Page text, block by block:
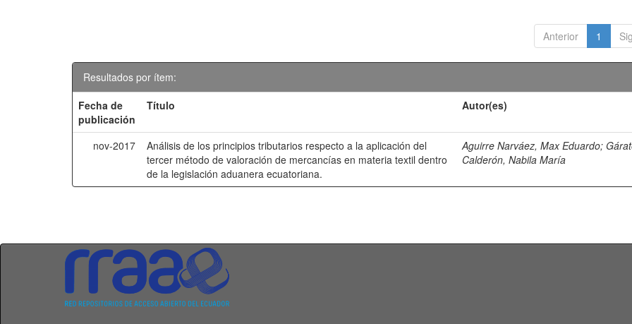
Anterior 1
Resultados por ítem:
Fecha de
publicación
Título Autor(es)
nov-2017
Análisis de los principios tributarios respecto a la aplicación del
tercer método de valoración de mercancías en materia textil dentro
de la legislación aduanera ecuatoriana.
Aguirre Narváez, Max Eduardo;
Calderón, Nabila María